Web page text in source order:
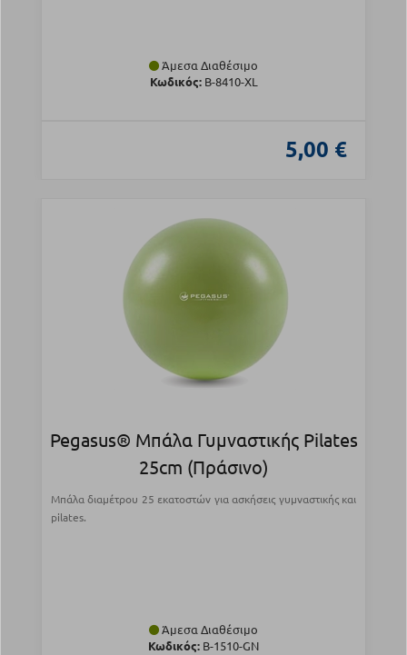
Άμεσα Διαθέσιμο
Κωδικός:Β-8410-XL
5,00 €
Pegasus® Μπάλα Γυμναστικής Pilates
25cm (Πράσινο)
Μπάλα διαμέτρου 25 εκατοστών για ασκήσεις γυμναστικής και
pilates.
Άμεσα Διαθέσιμο
Κωδικός: Β-1510-GN